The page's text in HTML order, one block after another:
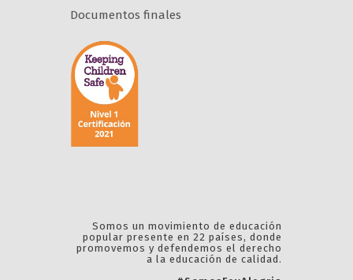
Documentos finales
Somos un movimiento de educación
popular presente en 22 países, donde
promovemos y defendemos el derecho
a la educación de calidad.